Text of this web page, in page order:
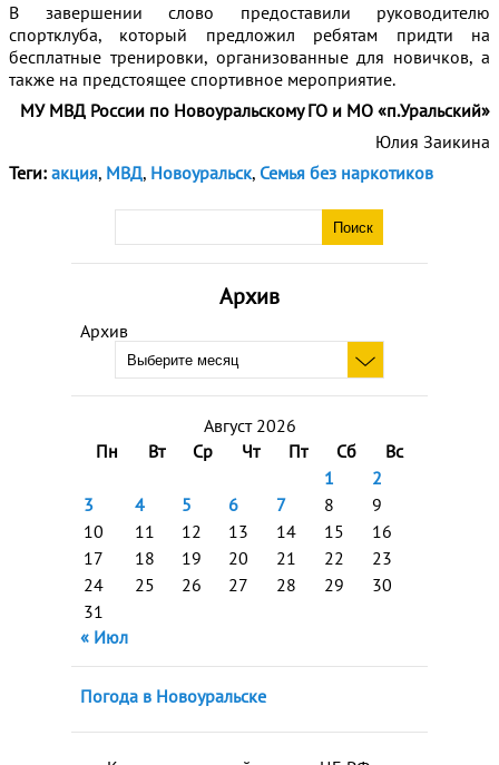
Архив
Архив
Август 2026
Пн
Вт Ср Чт Пт Сб
Вс
1
2
3
4 5 6 7 8
9
10
11 12 13 14 15
16
17
18 19 20 21 22
23
24
25 26 27 28 29
30
31
« Июл
Погода в Новоуральске
В завершении слово предоставили руководителю
спортклуба, который предложил ребятам придти на
бесплатные тренировки, организованные для новичков, а
также на предстоящее спортивное мероприятие.
МУ МВД России по Новоуральскому ГО и МО «п.Уральский»
Юлия Заикина
Теги: акция, МВД, Новоуральск, Семья без наркотиков